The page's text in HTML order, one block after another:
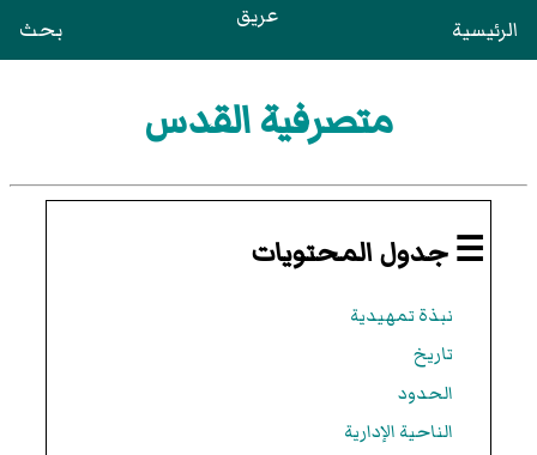
الرئيسية عريق بحث
متصرفية القدس
☰ جدول المحتويات
نبذة تمهيدية
تاريخ
الحدود
الناحية الإدارية